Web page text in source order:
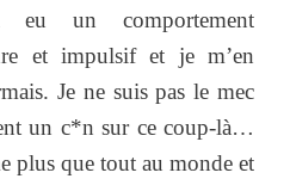
eu un comportement
et impulsif et je m’en
Je ne suis pas le mec
un c*n sur ce coup-là…
plus que tout au monde et